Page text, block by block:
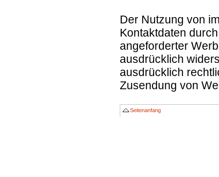
Der Nutzung von
Kontaktdaten
angeforderter
ausdrücklich
ausdrücklich
Zusendung von
Seitenanfang